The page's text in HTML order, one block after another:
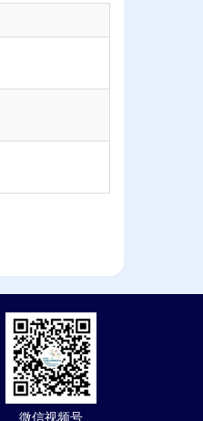
微信视频号